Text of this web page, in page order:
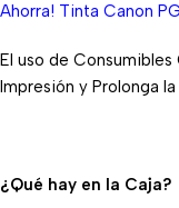
Ahorra! Tinta Canon
El uso de
Impresión y Prolonga
¿Qué hay en la Caja?